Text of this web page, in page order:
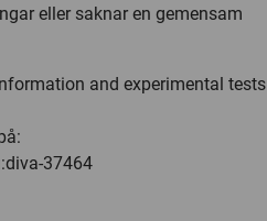
eller saknar en gemensam
and experimental tests
37464